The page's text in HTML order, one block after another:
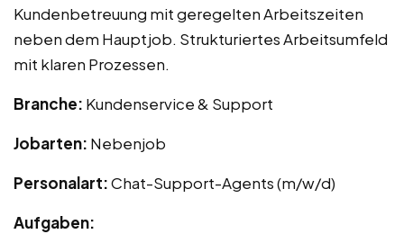
Kundenbetreuung mit geregelten Arbeitszeiten
neben dem Hauptjob. Strukturiertes Arbeitsumfeld
mit klaren Prozessen.
Branche: Kundenservice & Support
Jobarten: Nebenjob
Personalart:Chat-Support-Agents (m/w/d)
Aufgaben: